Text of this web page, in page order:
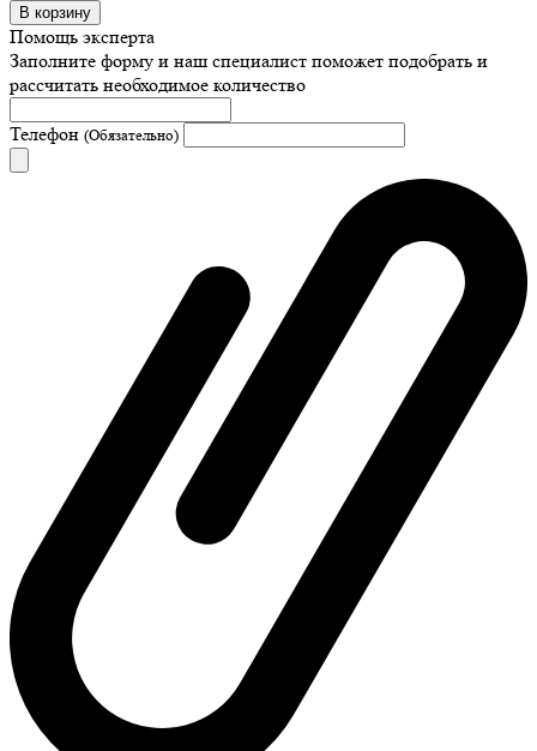
В корзину
Помощь эксперта
Заполните форму и наш специалист поможет подобрать и
рассчитать необходимое количество
Телефон (Обязательно)